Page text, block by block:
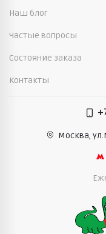
Наш блог
Частые вопросы
Состояние заказа
Контакты
Москва,